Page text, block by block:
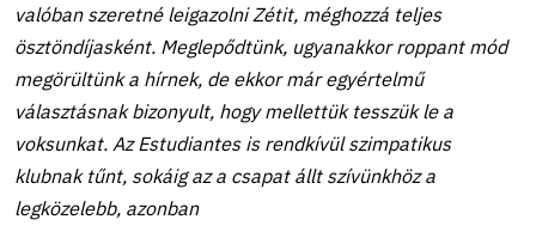
valóban szeretné leigazolni Zétit, méghozzá teljes
ösztöndíjasként. Meglepődtünk, ugyanakkor roppant mód
megörültünk a hírnek, de ekkor már egyértelmű
választásnak bizonyult, hogy mellettük tesszük le a
voksunkat. Az Estudiantes is rendkívül szimpatikus
klubnak tűnt, sokáig az a csapat állt szívünkhöz a
legközelebb, azonban